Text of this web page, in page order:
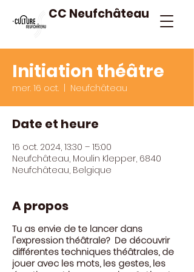
CC Neufchâteau
Initiation théâtre
mer. 16 oct. Neufchâteau
Date et heure
16 oct. 2024, 13:30 – 15:00
Neufchâteau, Moulin Klepper, 6840
Neufchâteau, Belgique
A propos
Tu as envie de te lancer dans
l'expression théâtrale? De découvrir
différentes techniques théâtrales, de
jouer avec les mots, les gestes, les